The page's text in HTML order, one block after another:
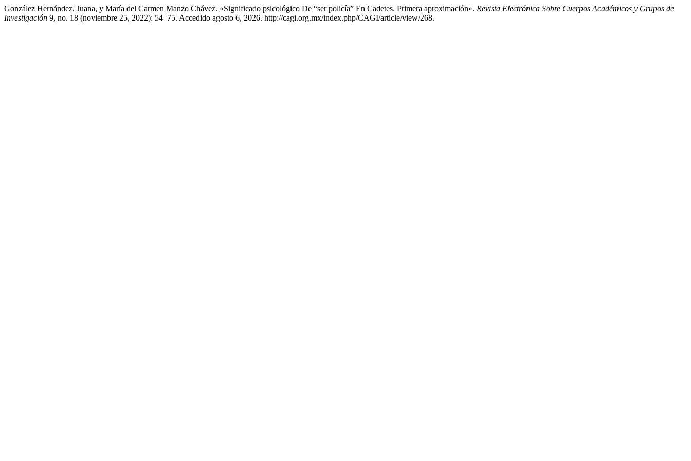
González Hernández, Juana, y María del Carmen Manzo Chávez. «Significado psicológico De “ser policía” En Cadetes. Primera aproximación». Revista Electrónica Sobre Cuerpos Académicos y Grupos de
Investigación 9, no. 18 (noviembre 25, 2022): 54–75. Accedido agosto 6, 2026. http://cagi.org.mx/index.php/CAGI/article/view/268.